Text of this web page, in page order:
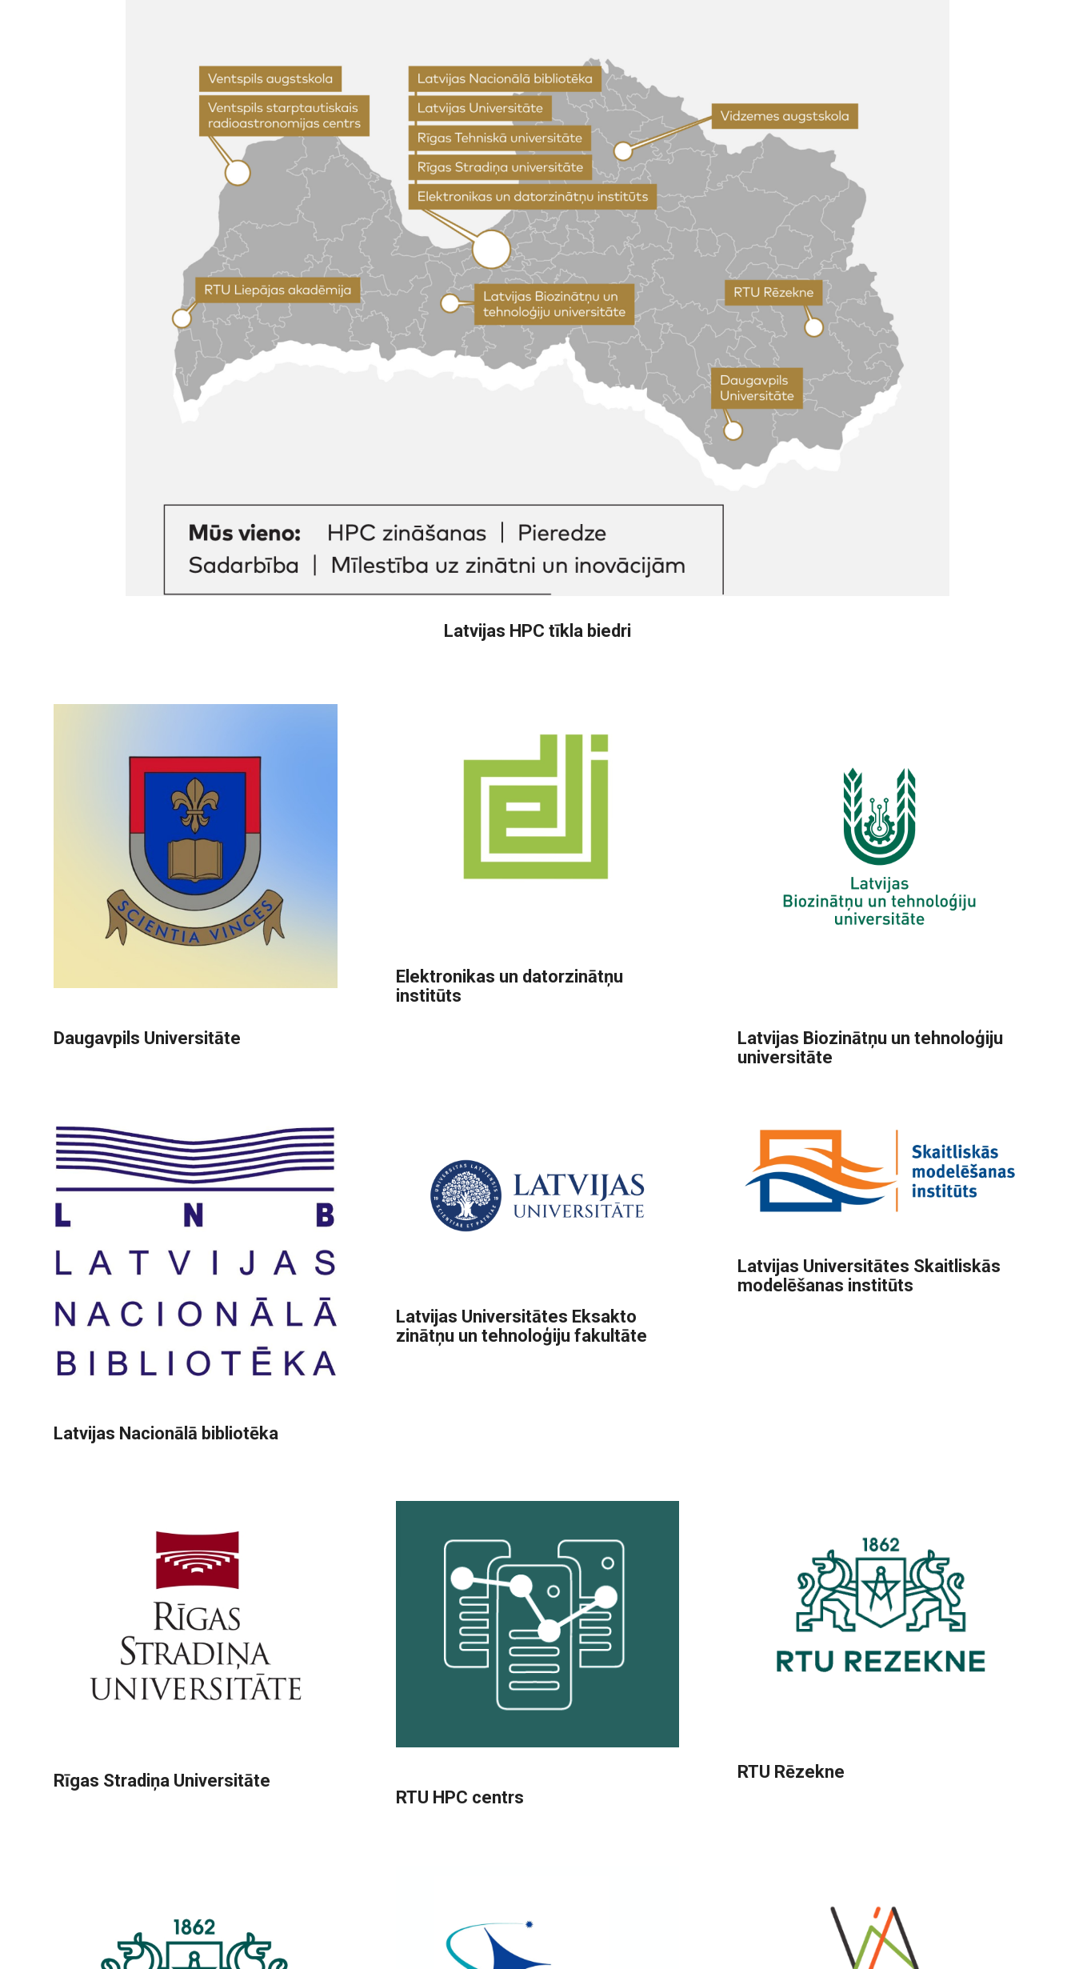
Latvijas HPC tīkla biedri
Daugavpils Universitāte
Elektronikas un datorzinātņu
institūts
Latvijas Biozinātņu un tehnoloģiju
universitāte
Latvijas Nacionālā bibliotēka
Latvijas Universitātes Eksakto
zinātņu un tehnoloģiju fakultāte
Latvijas Universitātes Skaitliskās
modelēšanas institūts
Rīgas Stradiņa Universitāte
RTU HPC centrs
RTU Rēzekne